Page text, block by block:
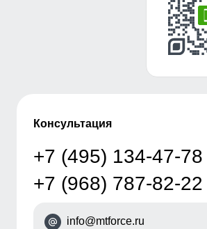
Консультация
+7 (495) 134-47-78
+7 (968) 787-82-22
info@mtforce.ru